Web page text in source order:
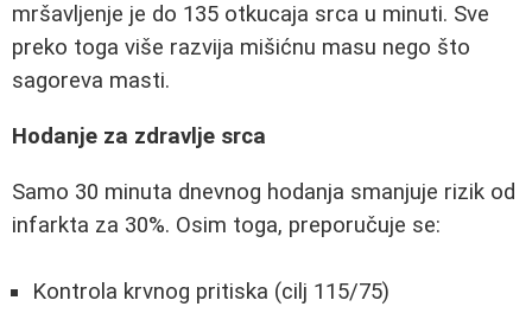
mršavljenje je do 135 otkucaja srca u minuti. Sve
preko toga više razvija mišićnu masu nego što
sagoreva masti.
Hodanje za zdravlje srca
Samo 30 minuta dnevnog hodanja smanjuje rizik od
infarkta za 30%. Osim toga, preporučuje se:
Kontrola krvnog pritiska (cilj 115/75)